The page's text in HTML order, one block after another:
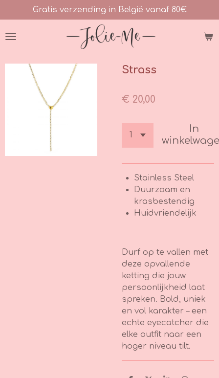
direct
naar
Gratis verzending in België vanaf 80€
Strass
€ 20,00
In
Stainless Steel
Duurzaam en
krasbestendig
Huidvriendelijk
Durf op te vallen met
deze opvallende
ketting die jouw
persoonlijkheid laat
spreken. Bold, uniek
en vol karakter – een
echte eyecatcher die
elke outfit naar een
hoger niveau tilt.